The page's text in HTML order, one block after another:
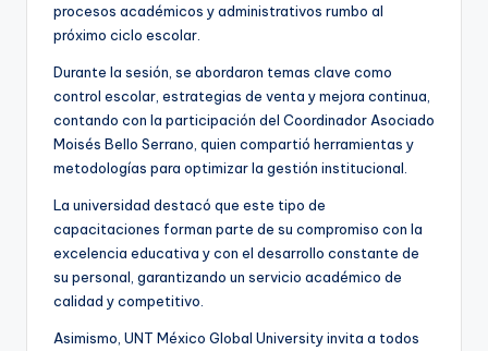
procesos académicos y administrativos rumbo al
próximo ciclo escolar.
Durante la sesión, se abordaron temas clave como
control escolar, estrategias de venta y mejora continua,
contando con la participación del Coordinador Asociado
Moisés Bello Serrano, quien compartió herramientas y
metodologías para optimizar la gestión institucional.
La universidad destacó que este tipo de
capacitaciones forman parte de su compromiso con la
excelencia educativa y con el desarrollo constante de
su personal, garantizando un servicio académico de
calidad y competitivo.
Asimismo, UNT México Global University invita a todos